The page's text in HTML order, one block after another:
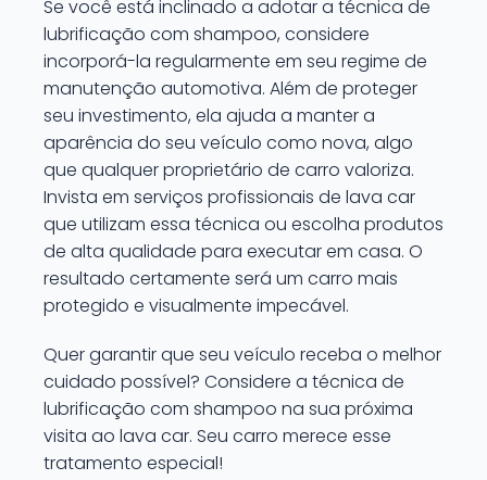
Se você está inclinado a adotar a técnica de
lubrificação com shampoo, considere
incorporá-la regularmente em seu regime de
manutenção automotiva. Além de proteger
seu investimento, ela ajuda a manter a
aparência do seu veículo como nova, algo
que qualquer proprietário de carro valoriza.
Invista em serviços profissionais de lava car
que utilizam essa técnica ou escolha produtos
de alta qualidade para executar em casa. O
resultado certamente será um carro mais
protegido e visualmente impecável.
Quer garantir que seu veículo receba o melhor
cuidado possível? Considere a técnica de
lubrificação com shampoo na sua próxima
visita ao lava car. Seu carro merece esse
tratamento especial!